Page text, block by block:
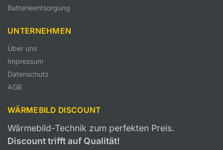
Batterieentsorgung
UNTERNEHMEN
Über uns
Impressum
Datenschutz
AGB
WÄRMEBILD DISCOUNT
Wärmebild-Technik zum perfekten Preis.
Discount trifft auf Qualität!